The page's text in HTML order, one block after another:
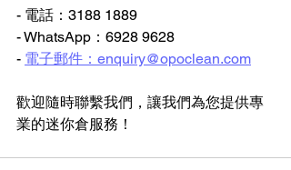
- 電話：3188 1889
- WhatsApp：6928 9628
- 電子郵件：enquiry@opoclean.com
歡迎隨時聯繫我們，讓我們為您提供專
業的迷你倉服務！